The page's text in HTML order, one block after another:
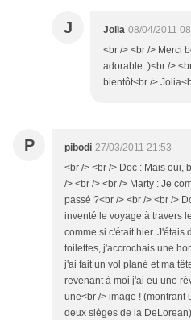
J Jolia 08/04/2011
<br /> <br /> Merci
adorable :)<br />
bientôt<br />
P pibodi 27/03/2011 21:53
<br /> <br /> Doc : Mais oui,
/> <br /> <br /> Marty : Je
passé ?<br /> <br /> <br />
inventé le voyage à travers
comme si c'était hier. J'étais
toilettes, j'accrochais une
j'ai fait un vol plané et ma
revenant à moi j'ai eu une
une<br /> image ! (montrant
deux sièges de la